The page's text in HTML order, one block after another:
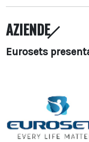
AZIENDE
Eurosets